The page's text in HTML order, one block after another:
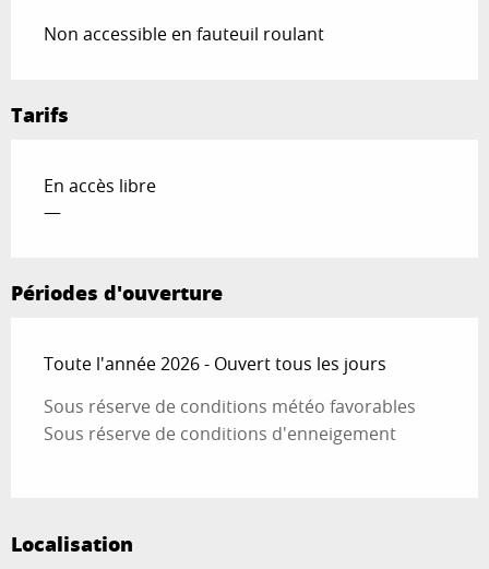
Non accessible en fauteuil roulant
Tarifs
En accès libre
—
Périodes d'ouverture
Toute l'année 2026 - Ouvert tous les jours
Sous réserve de conditions météo favorables
Sous réserve de conditions d'enneigement
Localisation